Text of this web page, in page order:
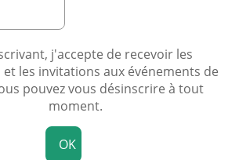
j'accepte de recevoir les
les invitations aux événements de
pouvez vous désinscrire à tout
moment.